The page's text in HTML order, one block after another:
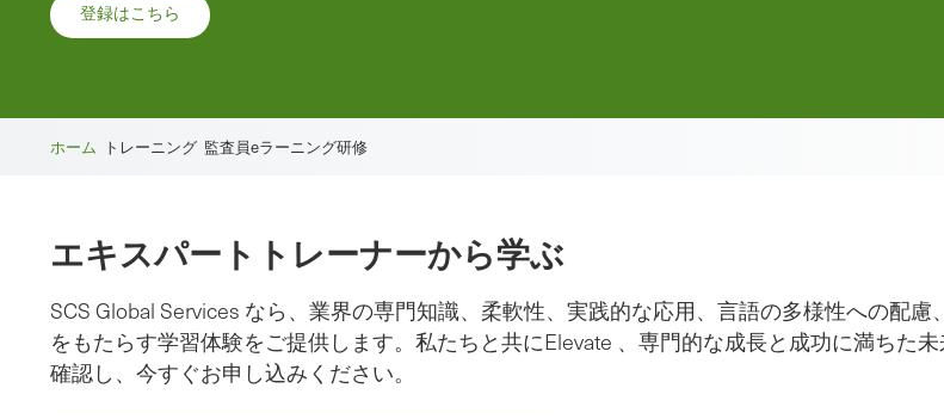
登録はこちら
ホーム トレーニング 監査員eラーニング研修
エキスパートトレーナーから学ぶ
SCS Global Services なら、業界の専門知識、柔軟性、実践的な応用、言語の多様性への配
をもたらす学習体験をご提供します。私たちと共にElevate 、専門的な成長と成功に満ちた
確認し、今すぐお申し込みください。